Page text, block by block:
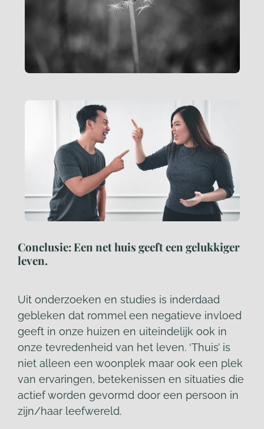
Conclusie: Een net huis geeft een gelukkiger
leven.
Uit onderzoeken en studies is inderdaad
gebleken dat rommel een negatieve invloed
geeft in onze huizen en uiteindelijk ook in
onze tevredenheid van het leven. ‘Thuis’ is
niet alleen een woonplek maar ook een plek
van ervaringen, betekenissen en situaties die
actief worden gevormd door een persoon in
zijn/haar leefwereld.